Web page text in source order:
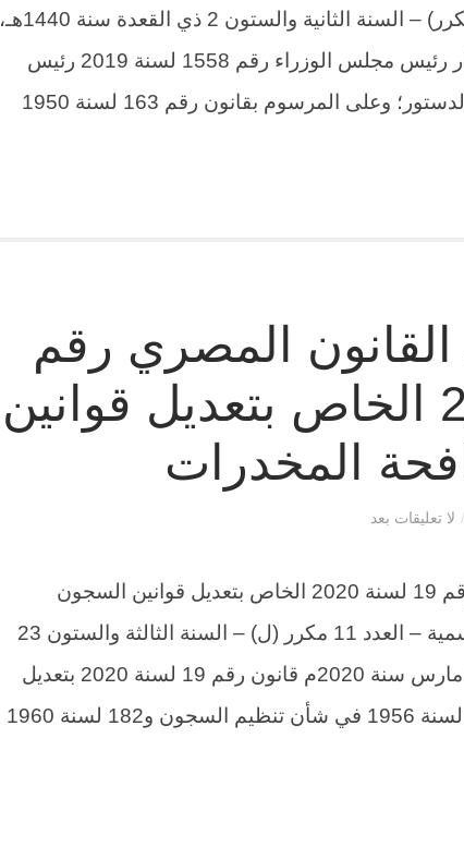
. الجريدة الرسمية – العدد 27 (مكرر) – السنة الثانية والستون 2 ذي القعدة سنة 1440هـ،
الموافق 5 يوليه سنة 2019م قرار رئيس مجلس الوزراء رقم 1558 لسنة 2019 رئيس
مجلس الوزراء بعد الاطلاع على الدستور؛ وعلى المرسوم بقانون رقم 163 لسنة 1950
المصري رقم
19 لسنة 2020 الخاص بتعديل قوانين
المخدرات
/ لا تعليقات بعد
نصوص ومواد القانون المصري رقم 19 لسنة 2020 الخاص بتعديل قوانين السجون
ومكافحة المخدرات الجريدة الرسمية – العدد 11 مكرر (ل) – السنة الثالثة والستون 23
رجب سنة 1441هـ، الموافق 18 مارس سنة 2020م قانون رقم 19 لسنة 2020 بتعديل
بعض أحكام القوانين رقمي 396 لسنة 1956 في شأن تنظيم السجون و182 لسنة 1960